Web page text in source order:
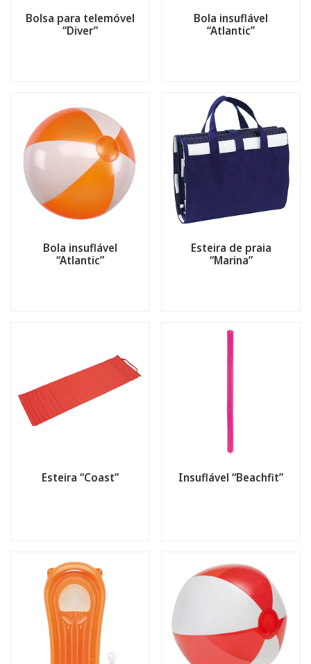
Bolsa para telemóvel
“Diver”
Bola insuflável
“Atlantic”
Bola insuflável
“Atlantic”
Esteira de praia
“Marina”
Esteira “Coast” Insuflável “Beachfit”